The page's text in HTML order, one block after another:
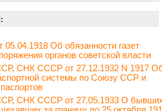
Об обязанности газет
органов советской власти
СНК СССР от 27.12.1932 N 1917
системы по Союзу ССР и
СНК СССР от 27.05.1933 О